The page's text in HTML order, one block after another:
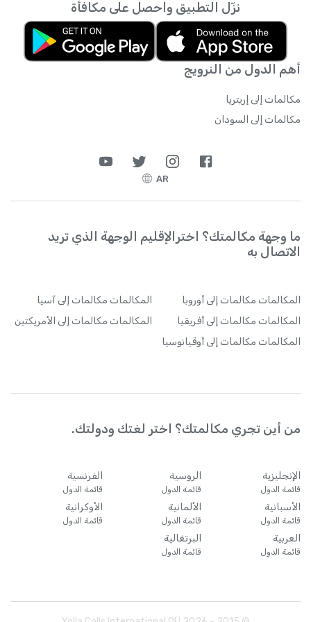
الإنترنت متى يشاء.
أهم الدول من النرويج
مكالمات إلى إريتريا
مكالمات إلى السودان
نزّل التطبيق واحصل على مكافأة
AR
ما وجهة مكالمتك؟ اخترالإقليم الوجهة الذي تريد
الاتصال به
المكالمات مكالمات إلى أوروبا المكالمات مكالمات إلى آسيا
المكالمات مكالمات إلى أفريقيا المكالمات مكالمات إلى الأمريكتين
المكالمات مكالمات إلى أوقيانوسيا
من أين تجري مكالمتك؟ اختر لغتك ودولتك.
الإنجليزية
قائمة الدول
الروسية
قائمة الدول
الفرنسية
قائمة الدول
الأسبانية
قائمة الدول
الألمانية
قائمة الدول
الأوكرانية
قائمة الدول
العربية
قائمة الدول
البرتغالية
قائمة الدول